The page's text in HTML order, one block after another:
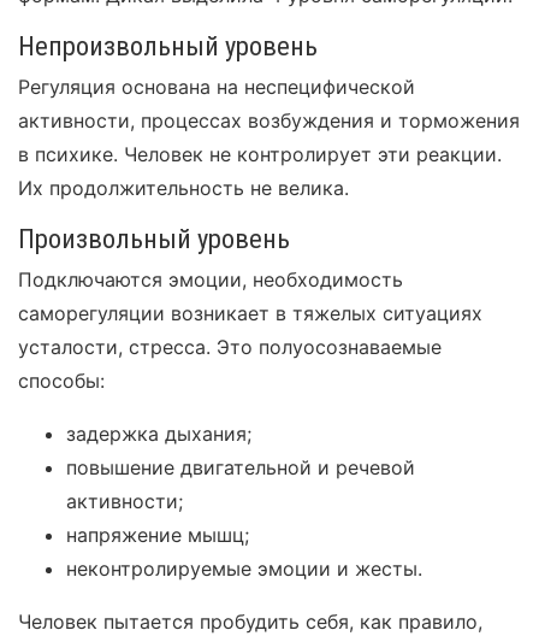
Непроизвольный уровень
Регуляция основана на неспецифической
активности, процессах возбуждения и торможения
в психике. Человек не контролирует эти реакции.
Их продолжительность не велика.
Произвольный уровень
Подключаются эмоции, необходимость
саморегуляции возникает в тяжелых ситуациях
усталости, стресса. Это полуосознаваемые
способы:
задержка дыхания;
повышение двигательной и речевой
активности;
напряжение мышц;
неконтролируемые эмоции и жесты.
Человек пытается пробудить себя, как правило,